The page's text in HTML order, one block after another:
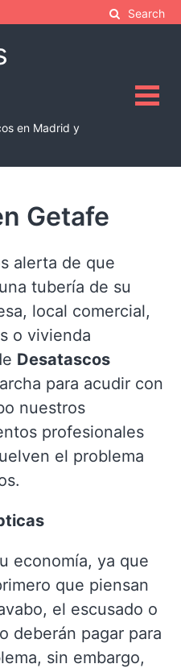
Search
en Madrid y
Getafe
alerta de que
tubería de su
local comercial,
o vivienda
Desatascos
para acudir con
nuestros
profesionales
el problema
economía, ya que
que piensan
el escusado o
deberán pagar para
sin embargo,